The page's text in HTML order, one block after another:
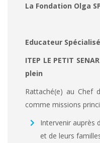
La Fondation Olga
Educateur
ITEP LE PETIT
plein
Rattaché(e) au Chef
comme missions
Intervenir auprès
et de leurs